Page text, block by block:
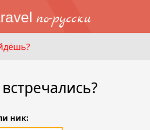
по-русски
ник: